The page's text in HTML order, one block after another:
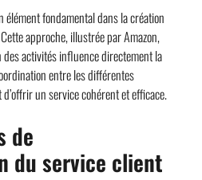
fondamental dans la création
approche, illustrée par Amazon,
activités influence directement la
entre les différentes
un service cohérent et efficace.
de
du service client